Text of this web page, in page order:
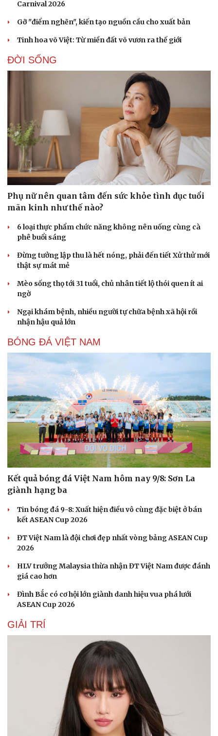
Sức khỏe
Cây thuốc
Sản phụ khoa
Nam khoa
Làm đẹp - giảm cân
Phòng mạch online
Ăn sạch sống khỏe
Blog
Carnival 2026
Gỡ "điểm nghẽn", kiến tạo nguồn cầu cho xuất bản
Tinh hoa võ Việt: Từ miền đất võ vươn ra thế giới
ĐỜI SỐNG
Phụ nữ nên quan tâm đến sức khỏe tình dục tuổi
mãn kinh như thế nào?
6 loại thực phẩm chức năng không nên uống cùng cà
phê buổi sáng
Đừng tưởng lập thu là hết nóng, phải đến tiết Xử thử mới
thật sự mát mẻ
Mèo sống thọ tới 31 tuổi, chủ nhân tiết lộ thói quen ít ai
ngờ
Ngại khám bệnh, nhiều người tự chữa bệnh xã hội rồi
nhận hậu quả lớn
BÓNG ĐÁ VIỆT NAM
Kết quả bóng đá Việt Nam hôm nay 9/8: Sơn La
giành hạng ba
Tin bóng đá 9-8: Xuất hiện điều vô cùng đặc biệt ở bán
kết ASEAN Cup 2026
ĐT Việt Nam là đội chơi đẹp nhất vòng bảng ASEAN Cup
2026
HLV trưởng Malaysia thừa nhận ĐT Việt Nam được đánh
giá cao hơn
Đình Bắc có cơ hội lớn giành danh hiệu vua phá lưới
ASEAN Cup 2026
GIẢI TRÍ